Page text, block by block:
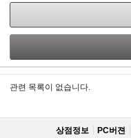
관련 목록이 없습니다.
상점정보 PC버젼